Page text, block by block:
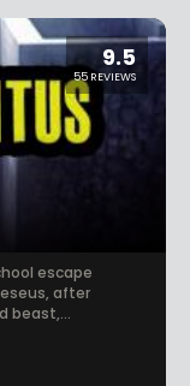
9.5
55 REVIEWS
escape
after
beast,...